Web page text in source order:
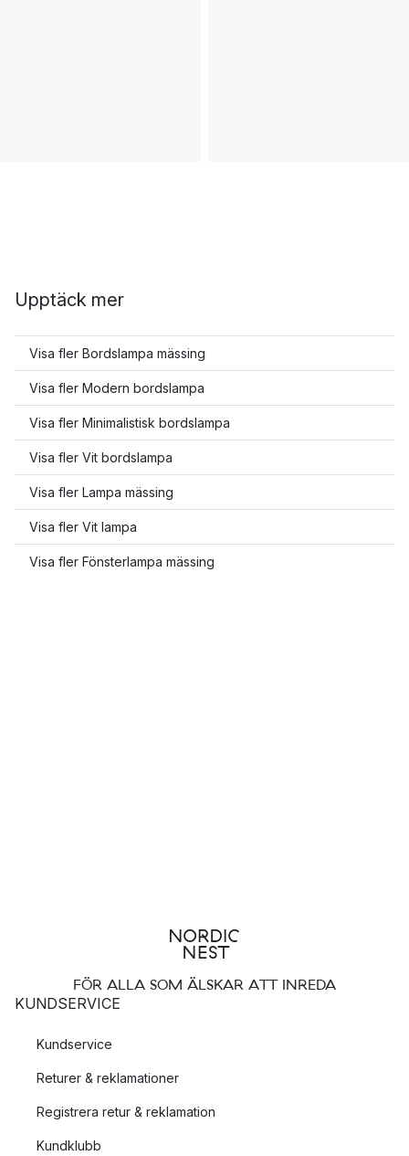
Upptäck mer
Visa fler Bordslampa mässing
Visa fler Modern bordslampa
Visa fler Minimalistisk bordslampa
Visa fler Vit bordslampa
Visa fler Lampa mässing
Visa fler Vit lampa
Visa fler Fönsterlampa mässing
FÖR ALLA SOM ÄLSKAR ATT INREDA
KUNDSERVICE
Kundservice
Returer & reklamationer
Registrera retur & reklamation
Kundklubb